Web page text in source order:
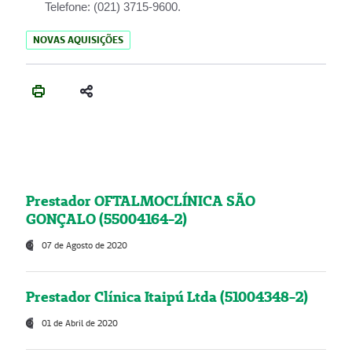
Telefone: (021) 3715-9600.
NOVAS AQUISIÇÕES
Prestador OFTALMOCLÍNICA SÃO
GONÇALO (55004164-2)
07 de Agosto de 2020
Prestador Clínica Itaipú Ltda (51004348-2)
01 de Abril de 2020